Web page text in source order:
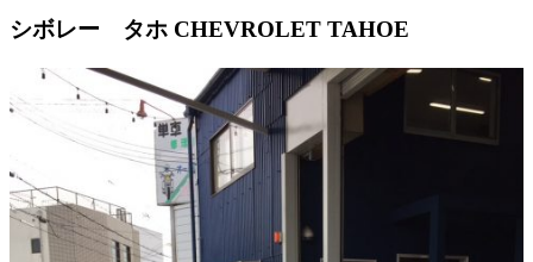
シボレー タホ CHEVROLET TAHOE